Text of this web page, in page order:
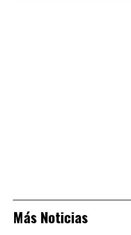
Más Noticias